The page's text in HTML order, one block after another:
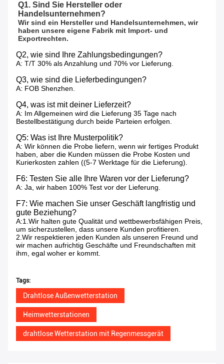
Q1. Sind Sie Hersteller oder
Handelsunternehmen?
Wir sind ein Hersteller und Handelsunternehmen, wir
haben unsere eigene Fabrik mit Import- und
Exportrechten.
Q2, wie sind Ihre Zahlungsbedingungen?
A: T/T 30% als Anzahlung und 70% vor Lieferung.
Q3, wie sind die Lieferbedingungen?
A: FOB Shenzhen.
Q4, was ist mit deiner Lieferzeit?
A: Im Allgemeinen wird die Lieferung 35 Tage nach
Bestellbestätigung durch beide Parteien erfolgen.
Q5: Was ist Ihre Musterpolitik?
A: Wir können die Probe liefern, wenn wir fertiges Produkt
haben, aber die Kunden müssen die Probe Kosten und
Kurierkosten zahlen ((5-7 Werktage für die Lieferung).
F6: Testen Sie alle Ihre Waren vor der Lieferung?
A: Ja, wir haben 100% Test vor der Lieferung.
F7: Wie machen Sie unser Geschäft langfristig und
gute Beziehung?
A:1.Wir halten gute Qualität und wettbewerbsfähigen Preis,
um sicherzustellen, dass unsere Kunden profitieren.
2.Wir respektieren jeden Kunden als unseren Freund und
wir machen aufrichtig Geschäfte und Freundschaften mit
ihm, egal woher er kommt.
Tags:
Drahtlose Außenwetterstation
Heimwetterstationen
drahtlose Wetterstation mit Regenmessgerät